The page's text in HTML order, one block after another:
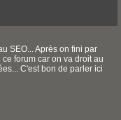
SEO... Après on fini par
forum car on va droit au
C'est bon de parler ici